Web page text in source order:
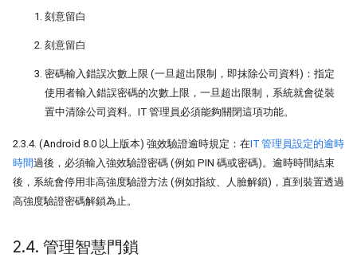
刻意留白
刻意留白
密碼輸入錯誤次數上限 (一旦超出限制，即抹除公司資料)：指定
使用者輸入錯誤密碼的次數上限，一旦超出限制，系統就會從裝
置中清除公司資料。IT 管理員必須能夠關閉這項功能。
2.3.4. (Android 8.0 以上版本) 強效驗證逾時規定：在IT 管理員設定的逾時
時間過後，必須輸入強效驗證密碼 (例如 PIN 碼或密碼)。逾時時間結束
後，系統會停用非高強度驗證方法 (例如指紋、人臉解鎖)，直到裝置透過
高強度驗證密碼解鎖為止。
2.4. 管理智慧門鎖